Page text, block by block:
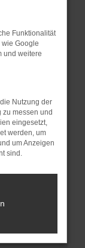
deine
Browser
dein
sind.
Funktionalität
Google
und weitere
Nutzung der
messen und
eingesetzt,
werden, um
um Anzeigen
sind.